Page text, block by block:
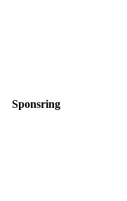
Sponsring